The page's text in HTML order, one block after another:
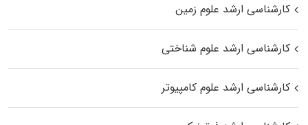
کارشناسی ارشد علوم زمین
کارشناسی ارشد علوم شناختی
کارشناسی ارشد علوم کامپیوتر